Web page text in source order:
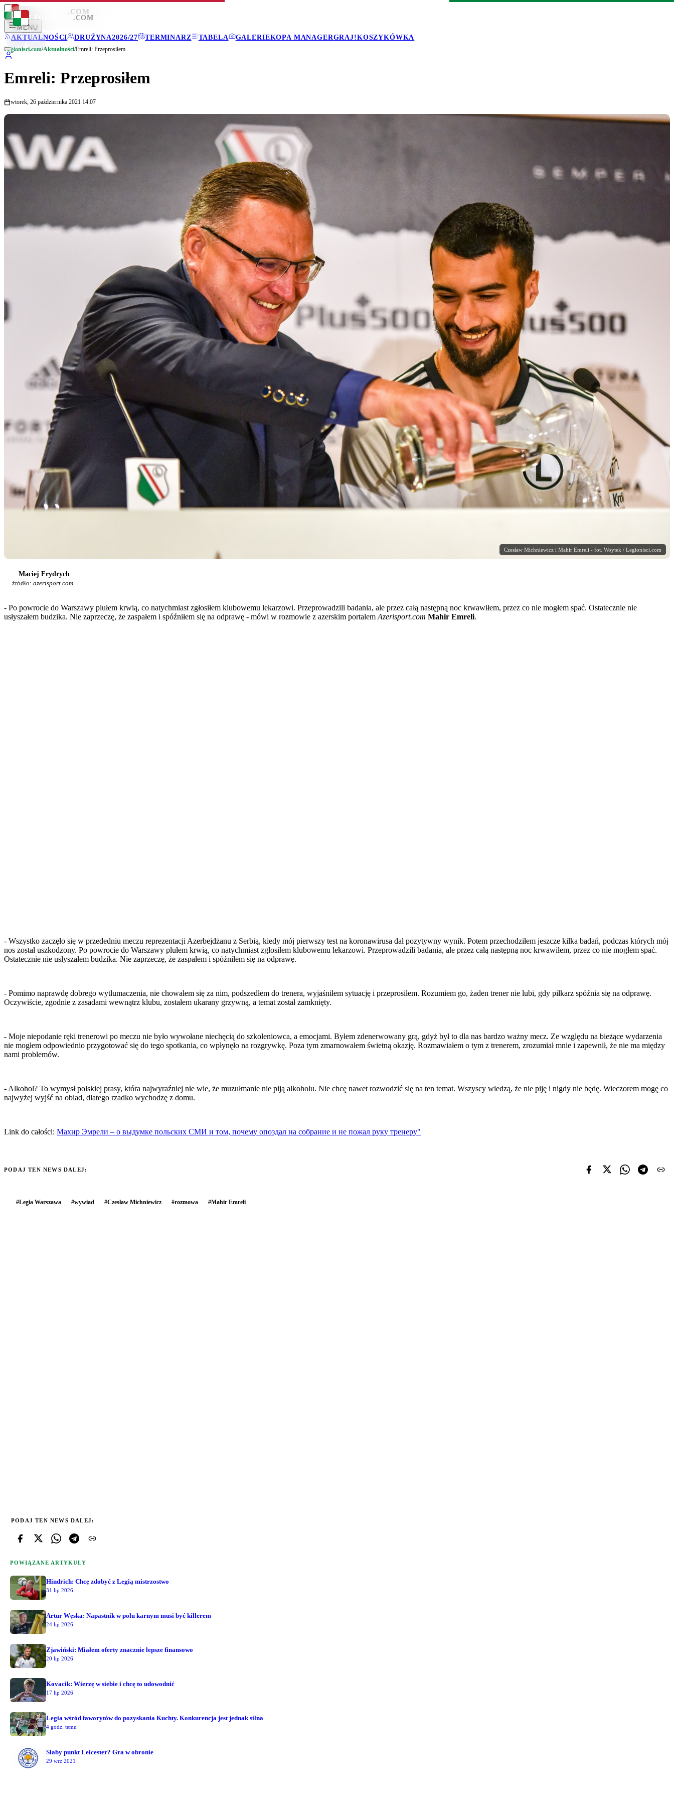
LEGIONISCI .COM
MENU
AKTUALNOŚCI
DRUŻYNA2026/27 TERMINARZ TABELA GALERIEKOPA MANAGERGRAJ!KOSZYKÓWKA
LEGIONISCI .COM
Legionisci.com/Aktualności/Emreli: Przeprosiłem
Emreli: Przeprosiłem
wtorek, 26 października 2021 14:07
Czesław Michniewicz i Mahir Emreli - fot. Woytek / Legionisci.com
Maciej Frydrych
źródło: azerisport.com
- Po powrocie do Warszawy plułem krwią, co natychmiast zgłosiłem klubowemu lekarzowi. Przeprowadzili badania, ale przez całą następną noc krwawiłem, przez co nie mogłem spać. Ostatecznie nie
usłyszałem budzika. Nie zaprzeczę, że zaspałem i spóźniłem się na odprawę - mówi w rozmowie z azerskim portalem Azerisport.com Mahir Emreli.
- Wszystko zaczęło się w przededniu meczu reprezentacji Azerbejdżanu z Serbią, kiedy mój pierwszy test na koronawirusa dał pozytywny wynik. Potem przechodziłem jeszcze kilka badań, podczas których mój
nos został uszkodzony. Po powrocie do Warszawy plułem krwią, co natychmiast zgłosiłem klubowemu lekarzowi. Przeprowadzili badania, ale przez całą następną noc krwawiłem, przez co nie mogłem spać.
Ostatecznie nie usłyszałem budzika. Nie zaprzeczę, że zaspałem i spóźniłem się na odprawę.
- Pomimo naprawdę dobrego wytłumaczenia, nie chowałem się za nim, podszedłem do trenera, wyjaśniłem sytuację i przeprosiłem. Rozumiem go, żaden trener nie lubi, gdy piłkarz spóźnia się na odprawę.
Oczywiście, zgodnie z zasadami wewnątrz klubu, zostałem ukarany grzywną, a temat został zamknięty.
- Moje niepodanie ręki trenerowi po meczu nie było wywołane niechęcią do szkoleniowca, a emocjami. Byłem zdenerwowany grą, gdyż był to dla nas bardzo ważny mecz. Ze względu na bieżące wydarzenia
nie mogłem odpowiednio przygotować się do tego spotkania, co wpłynęło na rozgrywkę. Poza tym zmarnowałem świetną okazję. Rozmawiałem o tym z trenerem, zrozumiał mnie i zapewnił, że nie ma między
nami problemów.
- Alkohol? To wymysł polskiej prasy, która najwyraźniej nie wie, że muzułmanie nie piją alkoholu. Nie chcę nawet rozwodzić się na ten temat. Wszyscy wiedzą, że nie piję i nigdy nie będę. Wieczorem mogę co
najwyżej wyjść na obiad, dlatego rzadko wychodzę z domu.
Link do całości: Махир Эмрели – о выдумке польских СМИ и том, почему опоздал на собрание и не пожал руку тренеру"
PODAJ TEN NEWS DALEJ:
#Legia Warszawa #wywiad #Czesław Michniewicz #rozmowa #Mahir Emreli
PODAJ TEN NEWS DALEJ:
POWIĄZANE ARTYKUŁY
Hindrich: Chcę zdobyć z Legią mistrzostwo
31 lip 2026
Artur Węska: Napastnik w polu karnym musi być killerem
24 lip 2026
Zjawiński: Miałem oferty znacznie lepsze finansowo
20 lip 2026
Kovacik: Wierzę w siebie i chcę to udowodnić
17 lip 2026
Legia wśród faworytów do pozyskania Kuchty. Konkurencja jest jednak silna
4 godz. temu
Słaby punkt Leicester? Gra w obronie
29 wrz 2021